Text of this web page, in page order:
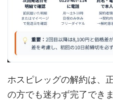
ホスピレッグの解約は、
の方でも迷わず完了できま